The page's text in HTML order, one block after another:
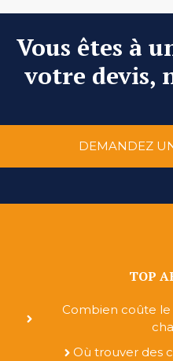
Vous êtes à
votre devis,
DEMANDEZ
TOP
Combien coûte
Où trouver des